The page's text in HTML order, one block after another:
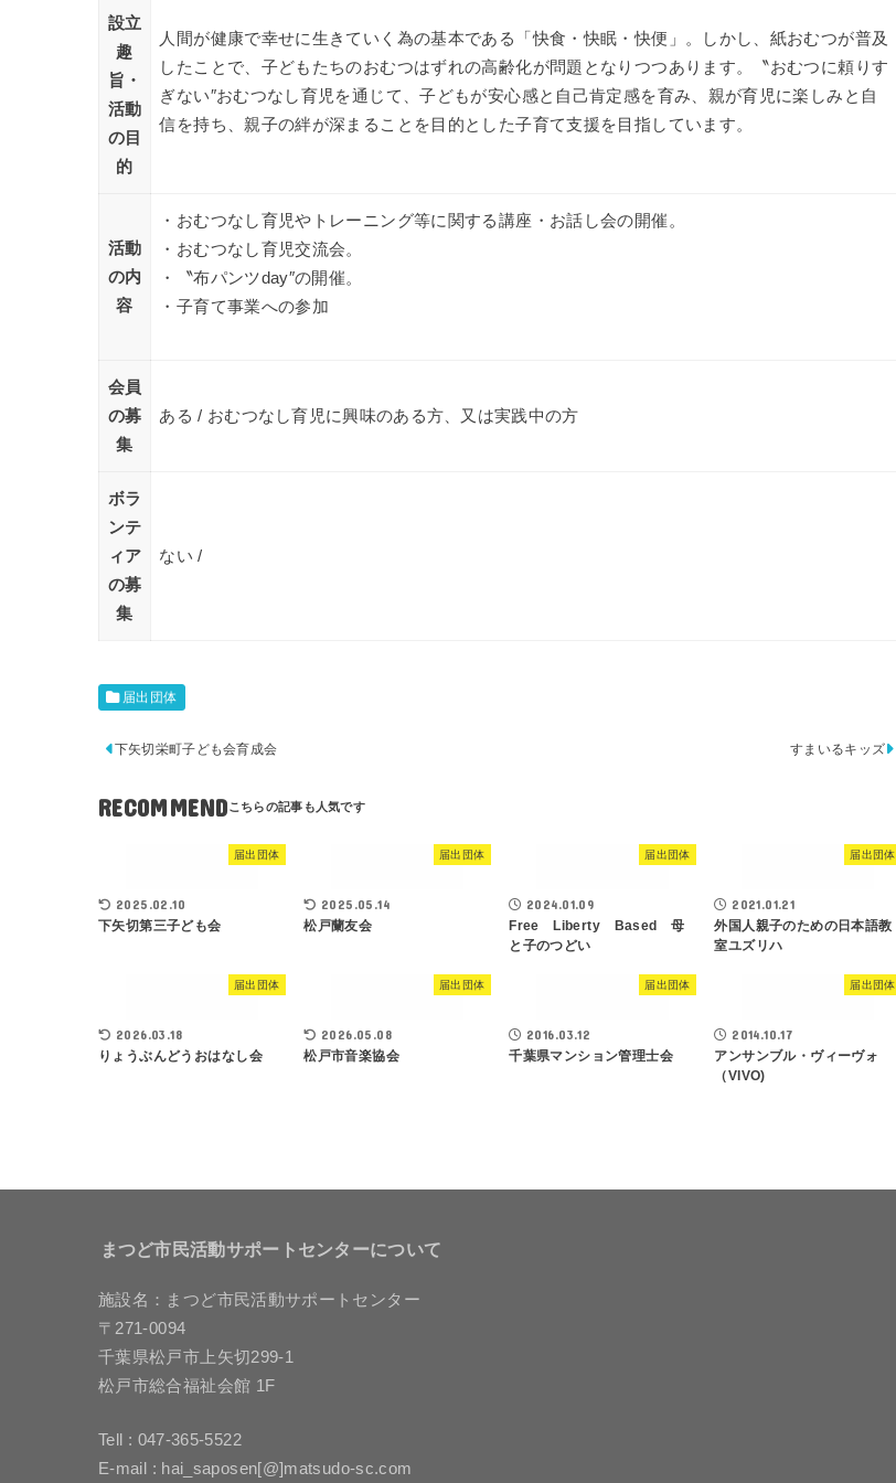
設立
趣
旨・
活動
の目
的
人間が健康で幸せに生きていく為の基本である「快食・快眠・快便」。しかし、紙おむつが普及
したことで、子どもたちのおむつはずれの高齢化が問題となりつつあります。〝おむつに頼りす
ぎない″おむつなし育児を通じて、子どもが安心感と自己肯定感を育み、親が育児に楽しみと自
信を持ち、親子の絆が深まることを目的とした子育て支援を目指しています。
活動
の内
容
・おむつなし育児やトレーニング等に関する講座・お話し会の開催。
・おむつなし育児交流会。
・〝布パンツday″の開催。
・子育て事業への参加
会員
の募
集
ある / おむつなし育児に興味のある方、又は実践中の方
ボラ
ンテ
ィア
の募
集
ない /
届出団体
下矢切栄町子ども会育成会 すまいるキッズ
RECOMMEND
届出団体
2025.02.10
下矢切第三子ども会
届出団体
2025.05.14
松戸蘭友会
届出団体
2024.01.09
Free Liberty Based 母
と子のつどい
届出団体
2021.01.21
外国人親子のための日本語教
室ユズリハ
届出団体
2026.03.18
りょうぶんどうおはなし会
届出団体
2026.05.08
松戸市音楽協会
届出団体
2016.03.12
千葉県マンション管理士会
届出団体
2014.10.17
アンサンブル・ヴィーヴォ
（VIVO)
まつど市民活動サポートセンターについて
施設名：まつど市民活動サポートセンター
〒271-0094
千葉県松戸市上矢切299-1
松戸市総合福祉会館 1F
Tell : 047-365-5522
E-mail : hai_saposen[@]matsudo-sc.com